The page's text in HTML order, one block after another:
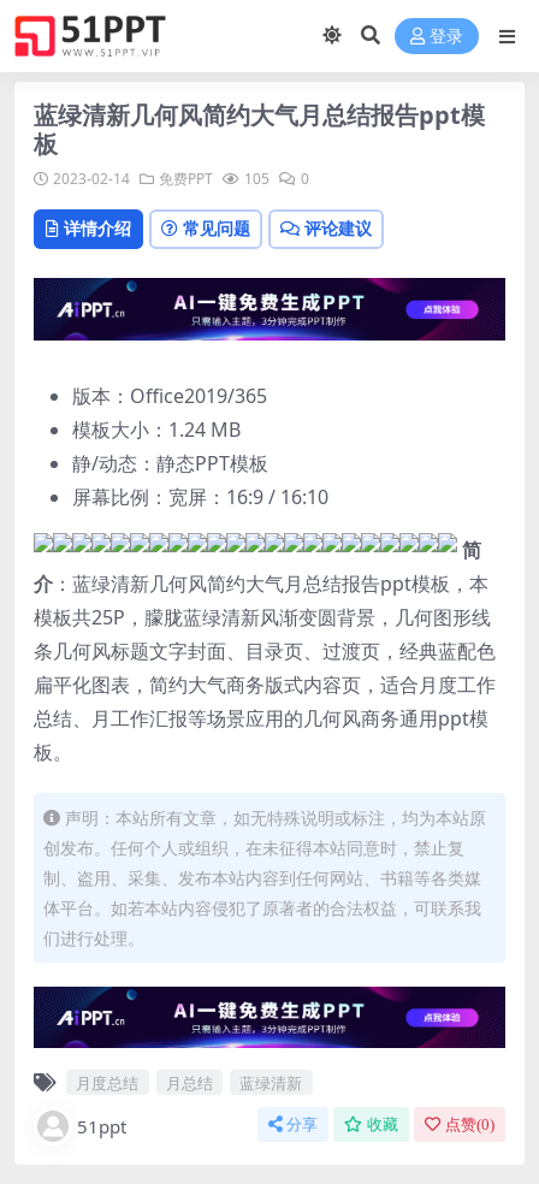
登录
蓝绿清新几何风简约大气月总结报告ppt模
板
2023-02-14 免费PPT 105 0
详情介绍 常见问题 评论建议
版本：Office2019/365
模板大小： 1.24 MB
静/动态：静态PPT模板
屏幕比例：宽屏：16:9 / 16:10
简
介 ：蓝绿清新几何风简约大气月总结报告ppt模板，本
模板共25P，朦胧蓝绿清新风渐变圆背景，几何图形线
条几何风标题文字封面、目录页、过渡页，经典蓝配色
扁平化图表，简约大气商务版式内容页，适合月度工作
总结、月工作汇报等场景应用的几何风商务通用ppt模
板。
声明：本站所有文章，如无特殊说明或标注，均为本站原
创发布。任何个人或组织，在未征得本站同意时，禁止复
制、盗用、采集、发布本站内容到任何网站、书籍等各类媒
体平台。如若本站内容侵犯了原著者的合法权益，可联系我
们进行处理。
月度总结 月总结 蓝绿清新
51ppt 分享 收藏 点赞(0)